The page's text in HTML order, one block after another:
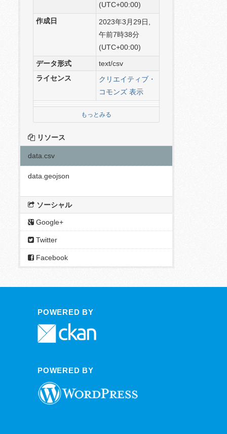
(UTC+00:00)
作成日
2023年3月29日,
午前7時38分
(UTC+00:00)
データ形式
text/csv
ライセンス
クリエイティブ・
コモンズ 表示
もっとみる
リソース
data.csv
data.geojson
ソーシャル
Google+
Twitter
Facebook
POWERED BY
POWERED BY